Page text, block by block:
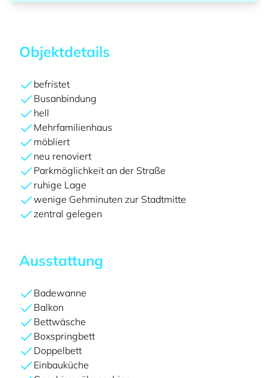
Objektdetails
befristet
Busanbindung
hell
Mehrfamilienhaus
möbliert
neu renoviert
Parkmöglichkeit an der Straße
ruhige Lage
wenige Gehminuten zur Stadtmitte
zentral gelegen
Ausstattung
Badewanne
Balkon
Bettwäsche
Boxspringbett
Doppelbett
Einbauküche